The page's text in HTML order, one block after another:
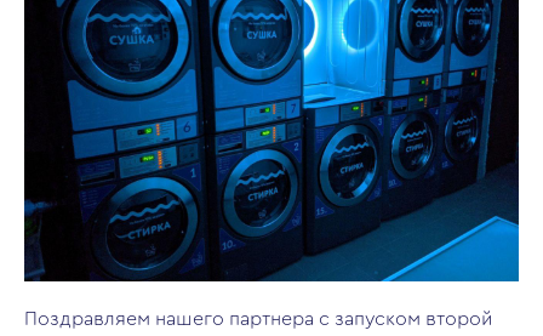
Поздравляем нашего партнера с запуском второй